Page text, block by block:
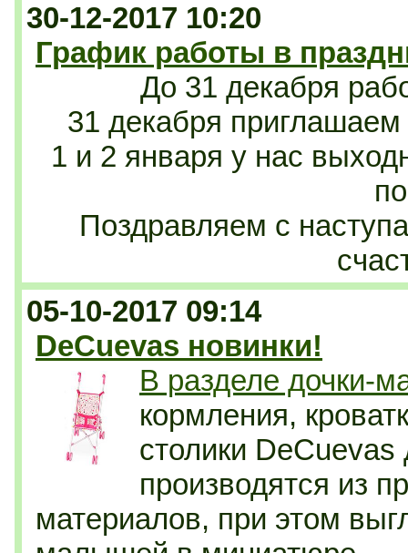
30-12-2017 10:20
График работы в
До 31 декабря
31 декабря
1 и 2 января у нас
Поздравляем с
05-10-2017 09:14
DeCuevas новинки!
В разделе дочки-
кормления,
столики DeCuevas
производятся из
материалов, при этом